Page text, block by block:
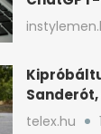
változik a
Sanderót,
telex.hu